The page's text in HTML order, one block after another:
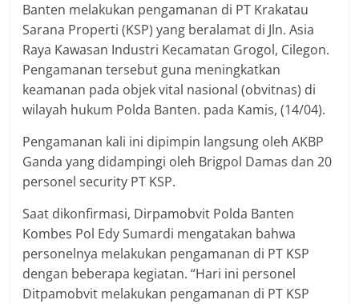
Banten melakukan pengamanan di PT Krakatau
Sarana Properti (KSP) yang beralamat di Jln. Asia
Raya Kawasan Industri Kecamatan Grogol, Cilegon.
Pengamanan tersebut guna meningkatkan
keamanan pada objek vital nasional (obvitnas) di
wilayah hukum Polda Banten. pada Kamis, (14/04).
Pengamanan kali ini dipimpin langsung oleh AKBP
Ganda yang didampingi oleh Brigpol Damas dan 20
personel security PT KSP.
Saat dikonfirmasi, Dirpamobvit Polda Banten
Kombes Pol Edy Sumardi mengatakan bahwa
personelnya melakukan pengamanan di PT KSP
dengan beberapa kegiatan. “Hari ini personel
Ditpamobvit melakukan pengamanan di PT KSP